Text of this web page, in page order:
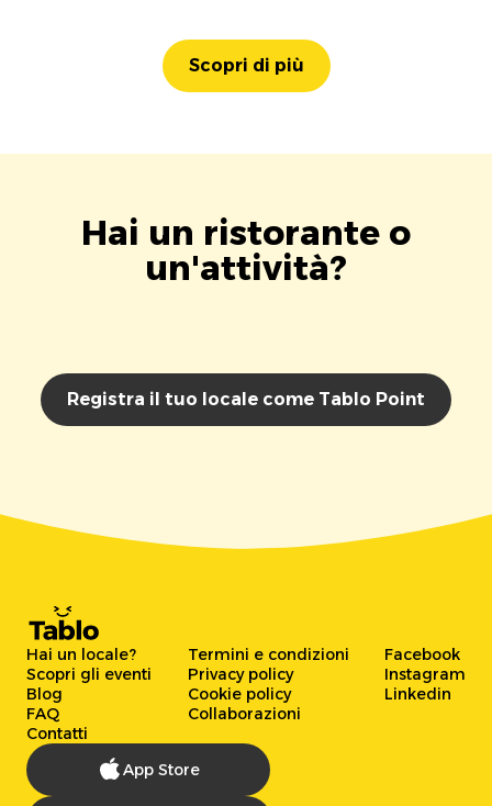
Scopri di più
Hai un ristorante o
un'attività?
Registra il tuo locale come Tablo Point
Hai un locale?
Scopri gli eventi
Blog
FAQ
Contatti
Termini e condizioni
Privacy policy
Cookie policy
Collaborazioni
Facebook
Instagram
Linkedin
App Store